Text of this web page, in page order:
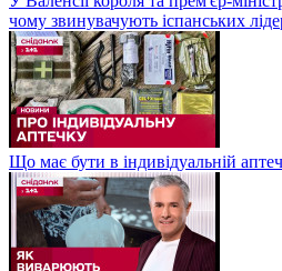
чому звинувачують іспанських
Що має бути в індивідуальній